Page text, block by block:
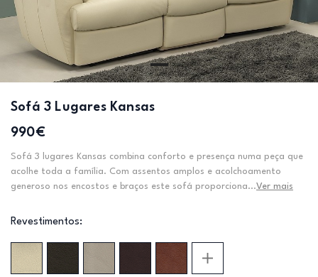
Sofá 3 Lugares Kansas
990€
Sofá 3 lugares Kansas combina conforto e presença numa peça que
acolhe toda a família. Com assentos amplos e acolchoamento
generoso nos encostos e braços este sofá proporciona...Ver mais
Revestimentos: